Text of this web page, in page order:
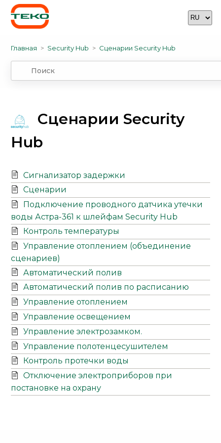
Главная Security Hub Сценарии Security Hub
Сценарии Security
Hub
Сигнализатор задержки
Сценарии
Подключение проводного датчика утечки
воды Астра-361 к шлейфам Security Hub
Контроль температуры
Управление отоплением (объединение
сценариев)
Автоматический полив
Автоматический полив по расписанию
Управление отоплением
Управление освещением
Управление электрозамком.
Управление полотенцесушителем
Контроль протечки воды
Отключение электроприборов при
постановке на охрану